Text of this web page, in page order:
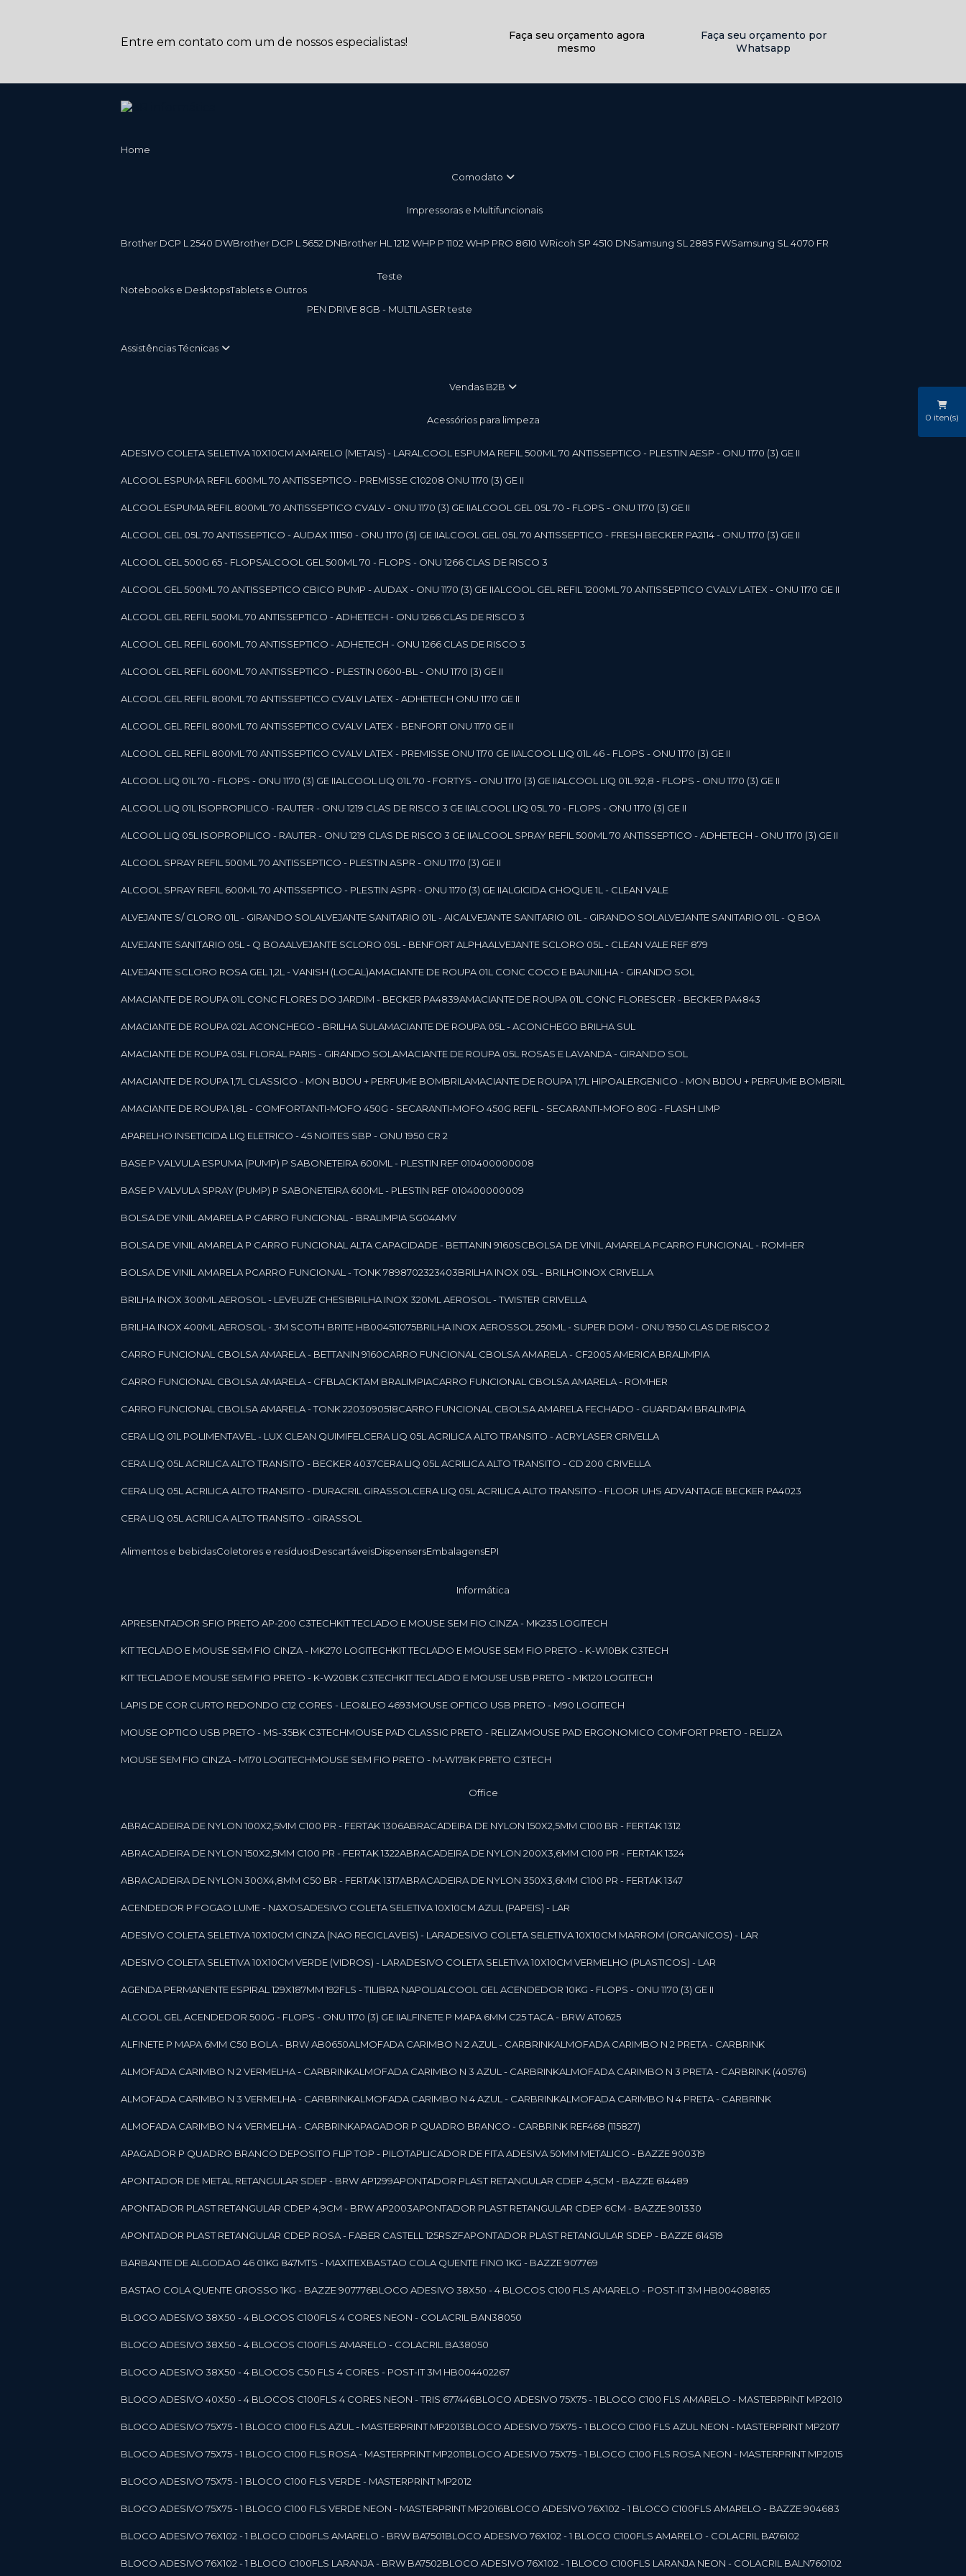
Entre em contato com um de nossos especialistas!
Faça seu orçamento agora
mesmo
Faça seu orçamento por
Whatsapp
Home
Comodato
Impressoras e Multifuncionais
Brother DCP L 2540 DW Brother DCP L 5652 DN Brother HL 1212 W HP P 1102 W HP PRO 8610 W Ricoh SP 4510 DN Samsung SL 2885 FW Samsung SL 4070 FR
Notebooks e Desktops Tablets e Outros
teste
PEN DRIVE 8GB - MULTILASER teste
Assistências Técnicas
vendas B2B
Acessórios para limpeza
ADESIVO COLETA SELETIVA 10X10CM AMARELO (METAIS) - LAR ALCOOL ESPUMA REFIL 500ML 70 ANTISSEPTICO - PLESTIN AESP - ONU 1170 (3) GE II
ALCOOL ESPUMA REFIL 600ML 70 ANTISSEPTICO - PREMISSE C10208 ONU 1170 (3) GE II
ALCOOL ESPUMA REFIL 800ML 70 ANTISSEPTICO CVALV - ONU 1170 (3) GE II ALCOOL GEL 05L 70 - FLOPS - ONU 1170 (3) GE II
ALCOOL GEL 05L 70 ANTISSEPTICO - AUDAX 111150 - ONU 1170 (3) GE II ALCOOL GEL 05L 70 ANTISSEPTICO - FRESH BECKER PA2114 - ONU 1170 (3) GE II
ALCOOL GEL 500G 65 - FLOPS ALCOOL GEL 500ML 70 - FLOPS - ONU 1266 CLAS DE RISCO 3
ALCOOL GEL 500ML 70 ANTISSEPTICO CBICO PUMP - AUDAX - ONU 1170 (3) GE II ALCOOL GEL REFIL 1200ML 70 ANTISSEPTICO CVALV LATEX - ONU 1170 GE II
ALCOOL GEL REFIL 500ML 70 ANTISSEPTICO - ADHETECH - ONU 1266 CLAS DE RISCO 3
ALCOOL GEL REFIL 600ML 70 ANTISSEPTICO - ADHETECH - ONU 1266 CLAS DE RISCO 3
ALCOOL GEL REFIL 600ML 70 ANTISSEPTICO - PLESTIN 0600-BL - ONU 1170 (3) GE II
ALCOOL GEL REFIL 800ML 70 ANTISSEPTICO CVALV LATEX - ADHETECH ONU 1170 GE II
ALCOOL GEL REFIL 800ML 70 ANTISSEPTICO CVALV LATEX - BENFORT ONU 1170 GE II
ALCOOL GEL REFIL 800ML 70 ANTISSEPTICO CVALV LATEX - PREMISSE ONU 1170 GE II ALCOOL LIQ 01L 46 - FLOPS - ONU 1170 (3) GE II
ALCOOL LIQ 01L 70 - FLOPS - ONU 1170 (3) GE II ALCOOL LIQ 01L 70 - FORTYS - ONU 1170 (3) GE II ALCOOL LIQ 01L 92,8 - FLOPS - ONU 1170 (3) GE II
ALCOOL LIQ 01L ISOPROPILICO - RAUTER - ONU 1219 CLAS DE RISCO 3 GE II ALCOOL LIQ 05L 70 - FLOPS - ONU 1170 (3) GE II
ALCOOL LIQ 05L ISOPROPILICO - RAUTER - ONU 1219 CLAS DE RISCO 3 GE II ALCOOL SPRAY REFIL 500ML 70 ANTISSEPTICO - ADHETECH - ONU 1170 (3) GE II
ALCOOL SPRAY REFIL 500ML 70 ANTISSEPTICO - PLESTIN ASPR - ONU 1170 (3) GE II
ALCOOL SPRAY REFIL 600ML 70 ANTISSEPTICO - PLESTIN ASPR - ONU 1170 (3) GE II ALGICIDA CHOQUE 1L - CLEAN VALE
ALVEJANTE S/ CLORO 01L - GIRANDO SOL ALVEJANTE SANITARIO 01L - AIC ALVEJANTE SANITARIO 01L - GIRANDO SOL ALVEJANTE SANITARIO 01L - Q BOA
ALVEJANTE SANITARIO 05L - Q BOA ALVEJANTE SCLORO 05L - BENFORT ALPHA ALVEJANTE SCLORO 05L - CLEAN VALE REF 879
ALVEJANTE SCLORO ROSA GEL 1,2L - VANISH (LOCAL) AMACIANTE DE ROUPA 01L CONC COCO E BAUNILHA - GIRANDO SOL
AMACIANTE DE ROUPA 01L CONC FLORES DO JARDIM - BECKER PA4839 AMACIANTE DE ROUPA 01L CONC FLORESCER - BECKER PA4843
AMACIANTE DE ROUPA 02L ACONCHEGO - BRILHA SUL AMACIANTE DE ROUPA 05L - ACONCHEGO BRILHA SUL
AMACIANTE DE ROUPA 05L FLORAL PARIS - GIRANDO SOL AMACIANTE DE ROUPA 05L ROSAS E LAVANDA - GIRANDO SOL
AMACIANTE DE ROUPA 1,7L CLASSICO - MON BIJOU + PERFUME BOMBRIL AMACIANTE DE ROUPA 1,7L HIPOALERGENICO - MON BIJOU + PERFUME BOMBRIL
AMACIANTE DE ROUPA 1,8L - COMFORT ANTI-MOFO 450G - SECAR ANTI-MOFO 450G REFIL - SECAR ANTI-MOFO 80G - FLASH LIMP
APARELHO INSETICIDA LIQ ELETRICO - 45 NOITES SBP - ONU 1950 CR 2
BASE P VALVULA ESPUMA (PUMP) P SABONETEIRA 600ML - PLESTIN REF 010400000008
BASE P VALVULA SPRAY (PUMP) P SABONETEIRA 600ML - PLESTIN REF 010400000009
BOLSA DE VINIL AMARELA P CARRO FUNCIONAL - BRALIMPIA SG04AMV
BOLSA DE VINIL AMARELA P CARRO FUNCIONAL ALTA CAPACIDADE - BETTANIN 9160SC BOLSA DE VINIL AMARELA PCARRO FUNCIONAL - ROMHER
BOLSA DE VINIL AMARELA PCARRO FUNCIONAL - TONK 7898702323403 BRILHA INOX 05L - BRILHOINOX CRIVELLA
BRILHA INOX 300ML AEROSOL - LEVEUZE CHESI BRILHA INOX 320ML AEROSOL - TWISTER CRIVELLA
BRILHA INOX 400ML AEROSOL - 3M SCOTH BRITE HB004511075 BRILHA INOX AEROSSOL 250ML - SUPER DOM - ONU 1950 CLAS DE RISCO 2
CARRO FUNCIONAL CBOLSA AMARELA - BETTANIN 9160 CARRO FUNCIONAL CBOLSA AMARELA - CF2005 AMERICA BRALIMPIA
CARRO FUNCIONAL CBOLSA AMARELA - CFBLACKTAM BRALIMPIA CARRO FUNCIONAL CBOLSA AMARELA - ROMHER
CARRO FUNCIONAL CBOLSA AMARELA - TONK 2203090518 CARRO FUNCIONAL CBOLSA AMARELA FECHADO - GUARDAM BRALIMPIA
CERA LIQ 01L POLIMENTAVEL - LUX CLEAN QUIMIFEL CERA LIQ 05L ACRILICA ALTO TRANSITO - ACRYLASER CRIVELLA
CERA LIQ 05L ACRILICA ALTO TRANSITO - BECKER 4037 CERA LIQ 05L ACRILICA ALTO TRANSITO - CD 200 CRIVELLA
CERA LIQ 05L ACRILICA ALTO TRANSITO - DURACRIL GIRASSOL CERA LIQ 05L ACRILICA ALTO TRANSITO - FLOOR UHS ADVANTAGE BECKER PA4023
CERA LIQ 05L ACRILICA ALTO TRANSITO - GIRASSOL
Alimentos e bebidas Coletores e resíduos Descartáveis Dispensers Embalagens EPI
Informática
APRESENTADOR SFIO PRETO AP-200 C3TECH KIT TECLADO E MOUSE SEM FIO CINZA - MK235 LOGITECH
KIT TECLADO E MOUSE SEM FIO CINZA - MK270 LOGITECH KIT TECLADO E MOUSE SEM FIO PRETO - K-W10BK C3TECH
KIT TECLADO E MOUSE SEM FIO PRETO - K-W20BK C3TECH KIT TECLADO E MOUSE USB PRETO - MK120 LOGITECH
LAPIS DE COR CURTO REDONDO C12 CORES - LEO&LEO 4693 MOUSE OPTICO USB PRETO - M90 LOGITECH
MOUSE OPTICO USB PRETO - MS-35BK C3TECH MOUSE PAD CLASSIC PRETO - RELIZA MOUSE PAD ERGONOMICO COMFORT PRETO - RELIZA
MOUSE SEM FIO CINZA - M170 LOGITECH MOUSE SEM FIO PRETO - M-W17BK PRETO C3TECH
Office
ABRACADEIRA DE NYLON 100X2,5MM C100 PR - FERTAK 1306 ABRACADEIRA DE NYLON 150X2,5MM C100 BR - FERTAK 1312
ABRACADEIRA DE NYLON 150X2,5MM C100 PR - FERTAK 1322 ABRACADEIRA DE NYLON 200X3,6MM C100 PR - FERTAK 1324
ABRACADEIRA DE NYLON 300X4,8MM C50 BR - FERTAK 1317 ABRACADEIRA DE NYLON 350X3,6MM C100 PR - FERTAK 1347
ACENDEDOR P FOGAO LUME - NAXOS ADESIVO COLETA SELETIVA 10X10CM AZUL (PAPEIS) - LAR
ADESIVO COLETA SELETIVA 10X10CM CINZA (NAO RECICLAVEIS) - LAR ADESIVO COLETA SELETIVA 10X10CM MARROM (ORGANICOS) - LAR
ADESIVO COLETA SELETIVA 10X10CM VERDE (VIDROS) - LAR ADESIVO COLETA SELETIVA 10X10CM VERMELHO (PLASTICOS) - LAR
AGENDA PERMANENTE ESPIRAL 129X187MM 192FLS - TILIBRA NAPOLI ALCOOL GEL ACENDEDOR 10KG - FLOPS - ONU 1170 (3) GE II
ALCOOL GEL ACENDEDOR 500G - FLOPS - ONU 1170 (3) GE II ALFINETE P MAPA 6MM C25 TACA - BRW AT0625
ALFINETE P MAPA 6MM C50 BOLA - BRW AB0650 ALMOFADA CARIMBO N 2 AZUL - CARBRINK ALMOFADA CARIMBO N 2 PRETA - CARBRINK
ALMOFADA CARIMBO N 2 VERMELHA - CARBRINK ALMOFADA CARIMBO N 3 AZUL - CARBRINK ALMOFADA CARIMBO N 3 PRETA - CARBRINK (40576)
ALMOFADA CARIMBO N 3 VERMELHA - CARBRINK ALMOFADA CARIMBO N 4 AZUL - CARBRINK ALMOFADA CARIMBO N 4 PRETA - CARBRINK
ALMOFADA CARIMBO N 4 VERMELHA - CARBRINK APAGADOR P QUADRO BRANCO - CARBRINK REF468 (115827)
APAGADOR P QUADRO BRANCO DEPOSITO FLIP TOP - PILOT APLICADOR DE FITA ADESIVA 50MM METALICO - BAZZE 900319
APONTADOR DE METAL RETANGULAR SDEP - BRW AP1299 APONTADOR PLAST RETANGULAR CDEP 4,5CM - BAZZE 614489
APONTADOR PLAST RETANGULAR CDEP 4,9CM - BRW AP2003 APONTADOR PLAST RETANGULAR CDEP 6CM - BAZZE 901330
APONTADOR PLAST RETANGULAR CDEP ROSA - FABER CASTELL 125RSZF APONTADOR PLAST RETANGULAR SDEP - BAZZE 614519
BARBANTE DE ALGODAO 46 01KG 847MTS - MAXITEX BASTAO COLA QUENTE FINO 1KG - BAZZE 907769
BASTAO COLA QUENTE GROSSO 1KG - BAZZE 907776 BLOCO ADESIVO 38X50 - 4 BLOCOS C100 FLS AMARELO - POST-IT 3M HB004088165
BLOCO ADESIVO 38X50 - 4 BLOCOS C100FLS 4 CORES NEON - COLACRIL BAN38050
BLOCO ADESIVO 38X50 - 4 BLOCOS C100FLS AMARELO - COLACRIL BA38050
BLOCO ADESIVO 38X50 - 4 BLOCOS C50 FLS 4 CORES - POST-IT 3M HB004402267
BLOCO ADESIVO 40X50 - 4 BLOCOS C100FLS 4 CORES NEON - TRIS 677446 BLOCO ADESIVO 75X75 - 1 BLOCO C100 FLS AMARELO - MASTERPRINT MP2010
BLOCO ADESIVO 75X75 - 1 BLOCO C100 FLS AZUL - MASTERPRINT MP2013 BLOCO ADESIVO 75X75 - 1 BLOCO C100 FLS AZUL NEON - MASTERPRINT MP2017
BLOCO ADESIVO 75X75 - 1 BLOCO C100 FLS ROSA - MASTERPRINT MP2011 BLOCO ADESIVO 75X75 - 1 BLOCO C100 FLS ROSA NEON - MASTERPRINT MP2015
BLOCO ADESIVO 75X75 - 1 BLOCO C100 FLS VERDE - MASTERPRINT MP2012
BLOCO ADESIVO 75X75 - 1 BLOCO C100 FLS VERDE NEON - MASTERPRINT MP2016 BLOCO ADESIVO 76X102 - 1 BLOCO C100FLS AMARELO - BAZZE 904683
BLOCO ADESIVO 76X102 - 1 BLOCO C100FLS AMARELO - BRW BA7501 BLOCO ADESIVO 76X102 - 1 BLOCO C100FLS AMARELO - COLACRIL BA76102
BLOCO ADESIVO 76X102 - 1 BLOCO C100FLS LARANJA - BRW BA7502 BLOCO ADESIVO 76X102 - 1 BLOCO C100FLS LARANJA NEON - COLACRIL BALN760102
0 iten(s)